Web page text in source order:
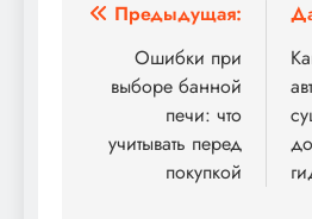
Навигация
записям
Предыдущая:
Ошибки при
выборе банной
печи: что
учитывать перед
покупкой